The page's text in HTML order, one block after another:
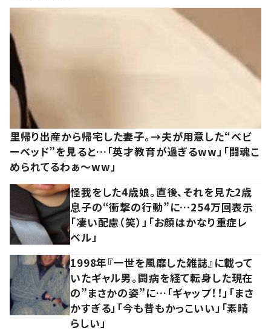
里帰り出産から帰宅した妻子。→夫が用意した“ベビ
ーベッド”を見ると…「英才教育が過ぎるww」「闘魂こ
められてるわぁ～ww」
怪我をした4歳娘。直後、それを見た2歳
息子の“衝撃の行動”に…254万回表示
「凄い配慮（笑）」「お顔はかなり重症レ
ベル」
1998年『一世を風靡した雑誌』に載って
いたギャル男。闘病を経て転身した現在
の”まさかの姿”に…「ギャップ！！」「まさ
かすぎる」「今も昔もかっこいい」「素晴
らしい」